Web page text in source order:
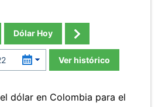
Dólar Hoy
Ver histórico
dólar en Colombia para el